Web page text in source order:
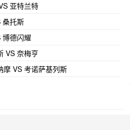
亚特兰特
桑托斯
博德闪耀
VS 奈梅亨
摩 VS 考诺萨基列斯